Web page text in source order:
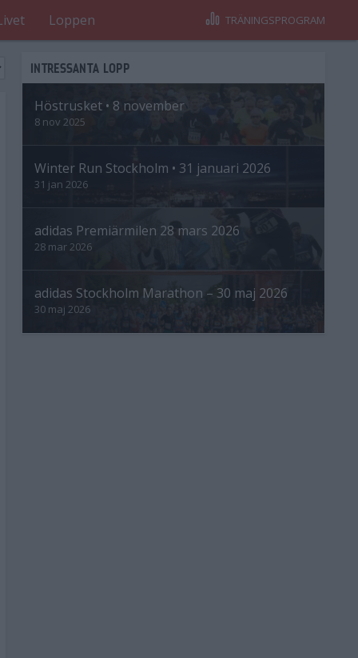
Loppen TRÄNINGSPROGRAM
INTRESSANTA LOPP
Höstrusket • 8 november
8 nov 2025
Winter Run Stockholm • 31 januari 2026
31 jan 2026
adidas Premiärmilen 28 mars 2026
28 mar 2026
adidas Stockholm Marathon – 30 maj 2026
30 maj 2026